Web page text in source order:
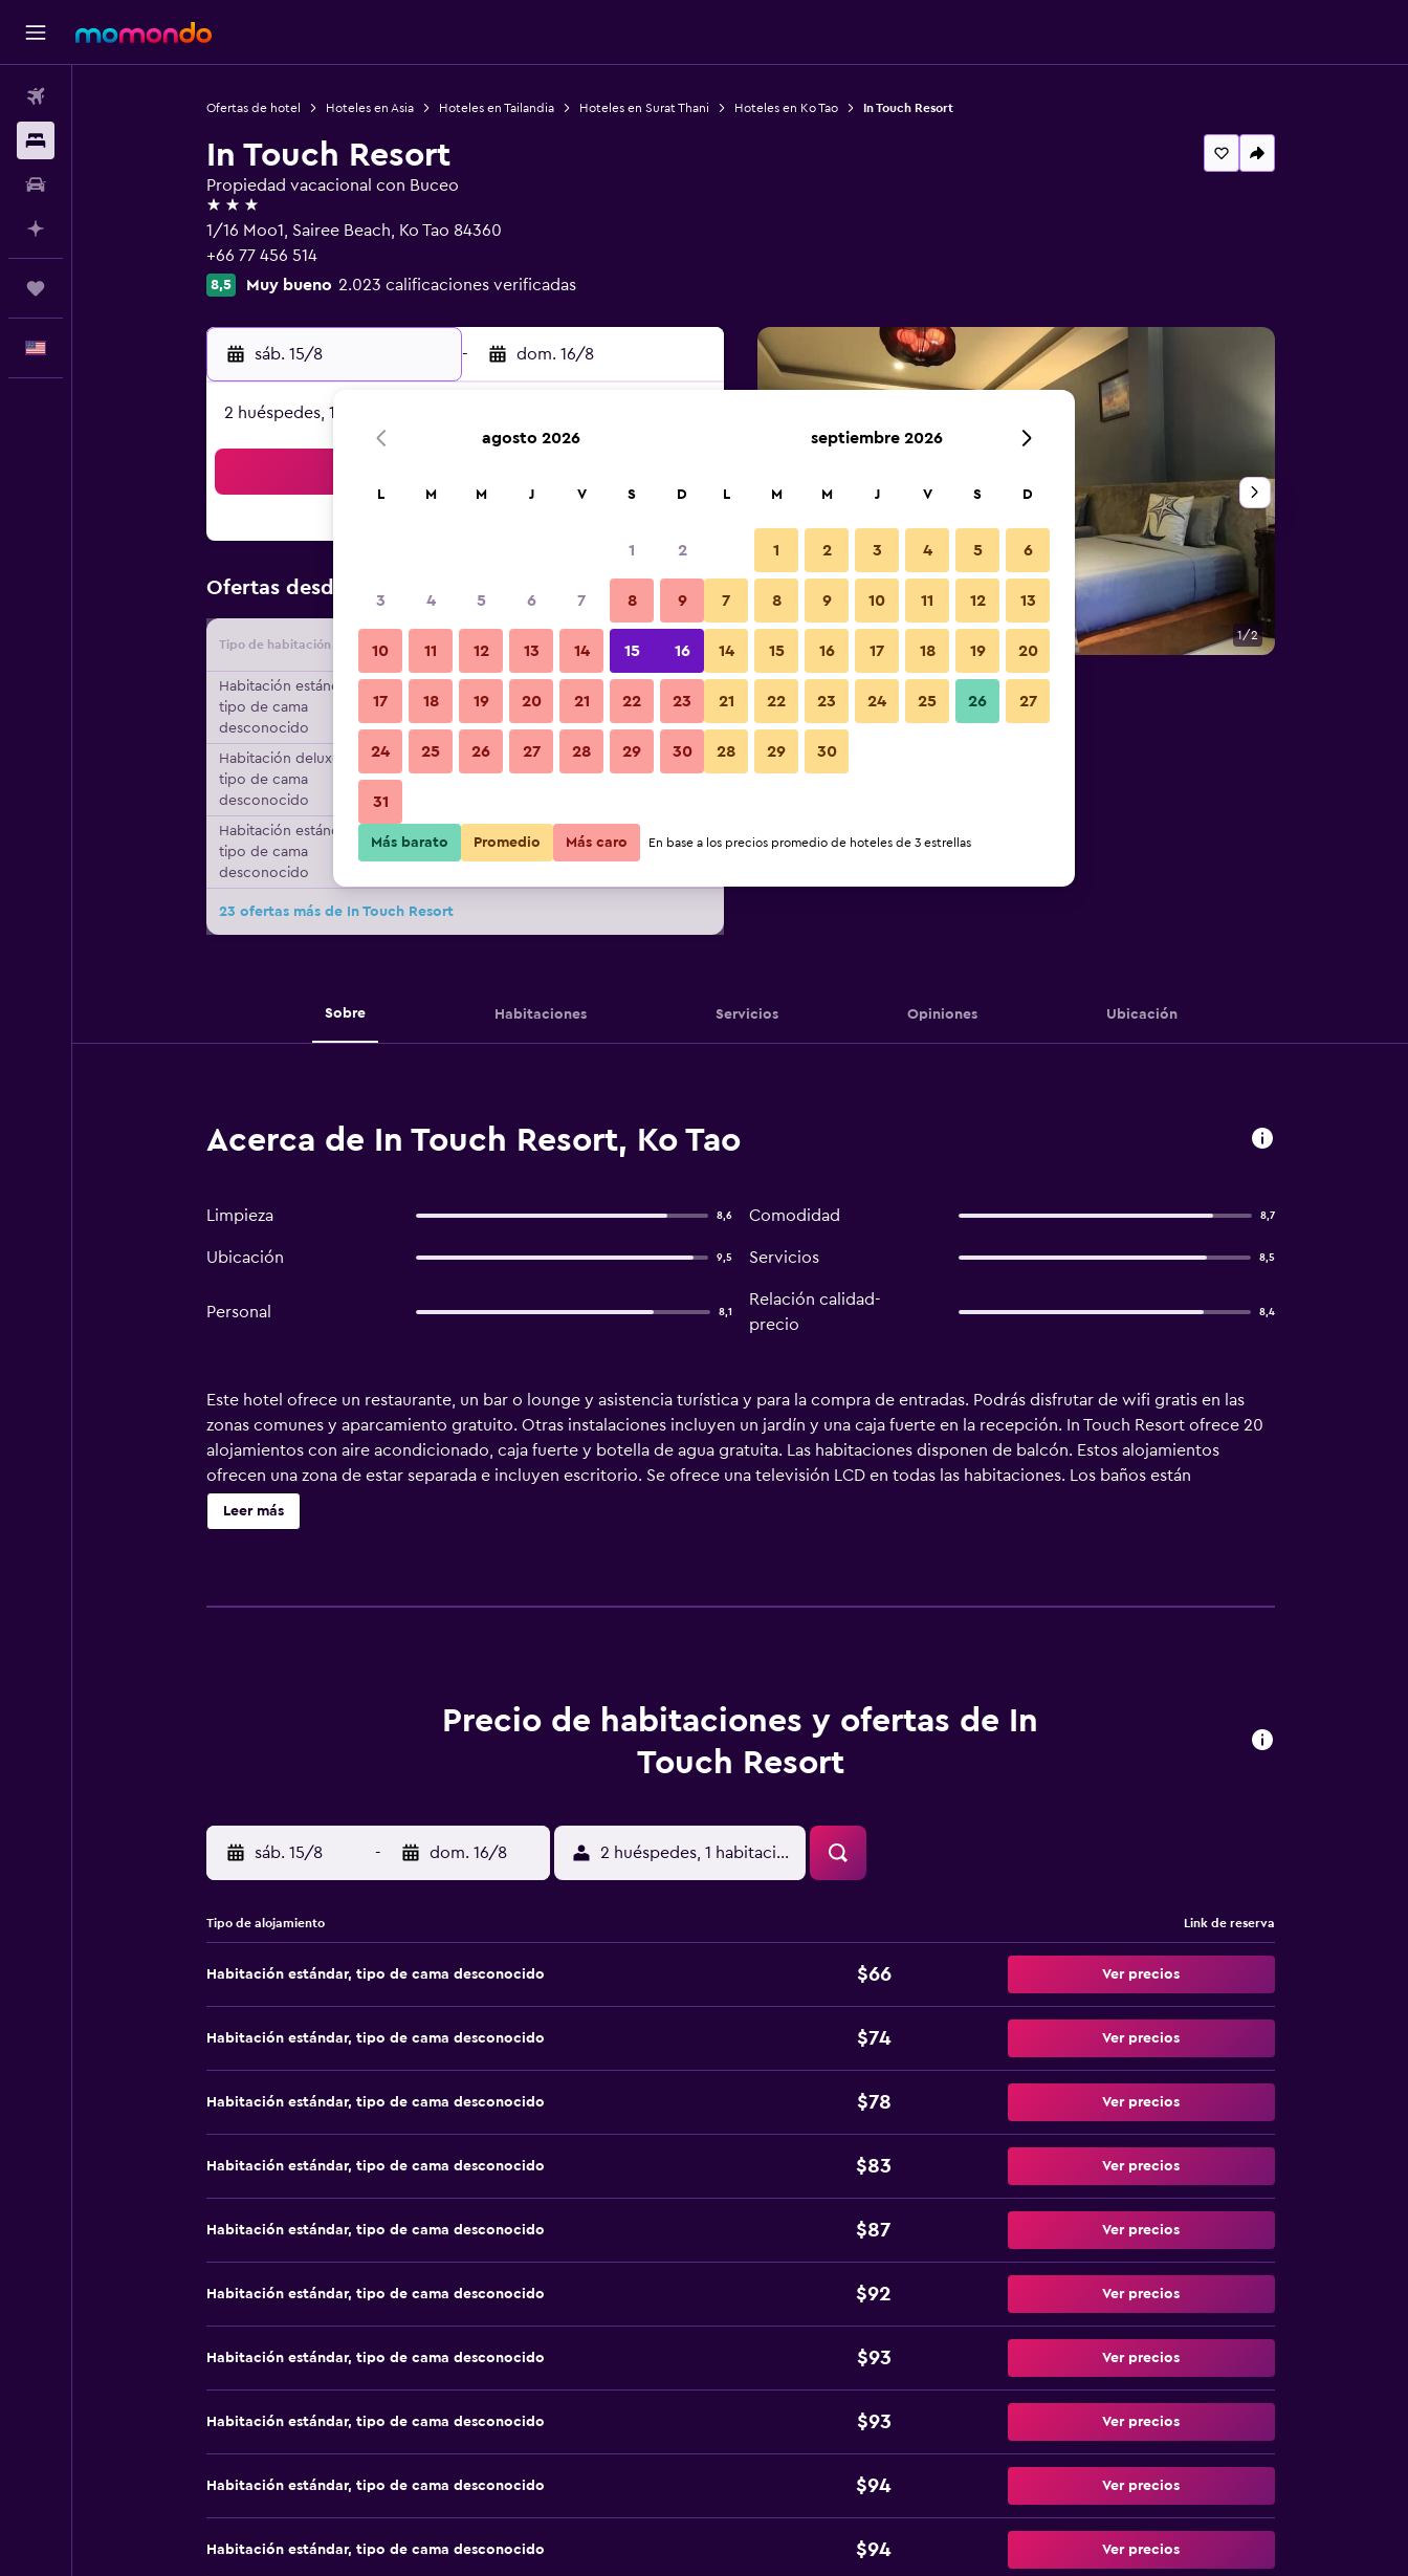
Ofertas de hotel Hoteles en Asia Hoteles en Tailandia Hoteles en Surat Thani Hoteles en Ko Tao In Touch Resort
In Touch Resort
Propiedad vacacional con Buceo
3 estrellas
1/16 Moo1, Sairee Beach, Ko Tao 84360
+66 77 456 514
8,5 Muy bueno 2.023 calificaciones verificadas
sáb. 15/8 - dom. 16/8
2 huéspedes, 1 habitación
Ofertas desde Oferta más barata de precio por noche
Tipo de habitación Proveedor Total noche
Habitación estándar,
tipo de cama
desconocido
$66 Ver oferta
Habitación deluxe,
tipo de cama
desconocido
Habitación estándar,
tipo de cama
desconocido
$74
23 ofertas más de In Touch Resort
Habitación 1/2
Fotos
Sobre Habitaciones Servicios Opiniones Ubicación
Acerca de In Touch Resort, Ko Tao
Limpieza 8,6 Comodidad 8,7
Ubicación 9,5 Servicios 8,5
Personal 8,1
Relación calidad-
precio
8,4
Este hotel ofrece un restaurante, un bar o lounge y asistencia turística y para la compra de entradas. Podrás disfrutar de wifi gratis en las
zonas comunes y aparcamiento gratuito. Otras instalaciones incluyen un jardín y una caja fuerte en la recepción. In Touch Resort ofrece 20
alojamientos con aire acondicionado, caja fuerte y botella de agua gratuita. Las habitaciones disponen de balcón. Estos alojamientos
ofrecen una zona de estar separada e incluyen escritorio. Se ofrece una televisión LCD en todas las habitaciones. Los baños están
equipados con ducha, zapatillas, artículos de higiene personal gratuitos y secador de pelo. Se ofrece servicio de limpieza todos los días. Se
pueden practicar las actividades de ocio y esparcimiento que se indican más abajo en las instalaciones o cerca del alojamiento (es posible
Leer más
Precio de habitaciones y ofertas de In
Touch Resort
sáb. 15/8 - dom. 16/8 2 huéspedes, 1 habitación
Tipo de alojamiento Link de reserva
Habitación estándar, tipo de cama desconocido $66 Ver precios
Habitación estándar, tipo de cama desconocido $74 Ver precios
Habitación estándar, tipo de cama desconocido $78 Ver precios
Habitación estándar, tipo de cama desconocido $83 Ver precios
Habitación estándar, tipo de cama desconocido $87 Ver precios
Habitación estándar, tipo de cama desconocido $92 Ver precios
Habitación estándar, tipo de cama desconocido $93 Ver precios
Habitación estándar, tipo de cama desconocido $93 Ver precios
Habitación estándar, tipo de cama desconocido $94 Ver precios
Habitación estándar, tipo de cama desconocido $94 Ver precios
agosto 2026
L M M J V S D
1 2
3 4 5 6 7 8 9
10 11 12 13 14 15 16
17 18 19 20 21 22 23
24 25 26 27 28 29 30
31
septiembre 2026
L M M J V S D
1 2 3 4 5 6
7 8 9 10 11 12 13
14 15 16 17 18 19 20
21 22 23 24 25 26 27
28 29 30
Más barato Promedio Más caro En base a los precios promedio de hoteles de 3 estrellas